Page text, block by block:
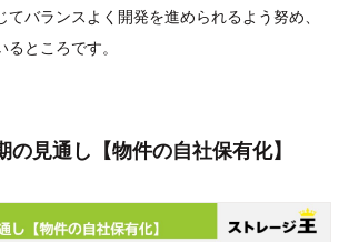
バランスよく開発を進められるよう努め、
ところです。
見通し【物件の自社保有化】